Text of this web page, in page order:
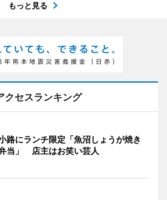
もっと見る
クセスランキング
路にランチ限定「魚沼しょうが焼き
当」 店主はお笑い芸人